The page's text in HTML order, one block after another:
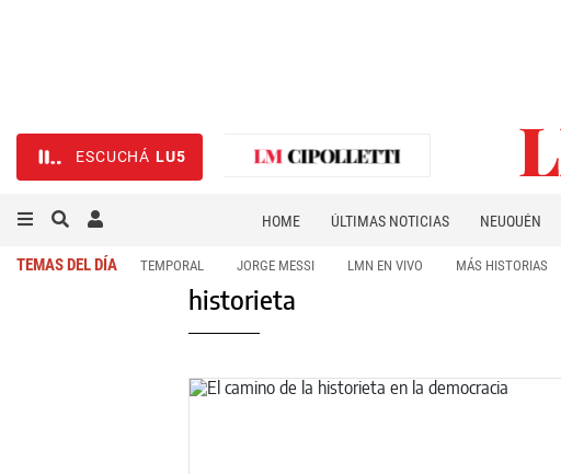
ESCUCHÁ LU5
HOME ÚLTIMAS NOTICIAS NEUQUÉN
TEMAS DEL DÍA TEMPORAL JORGE MESSI LMN EN VIVO MÁS HISTORIAS
historieta